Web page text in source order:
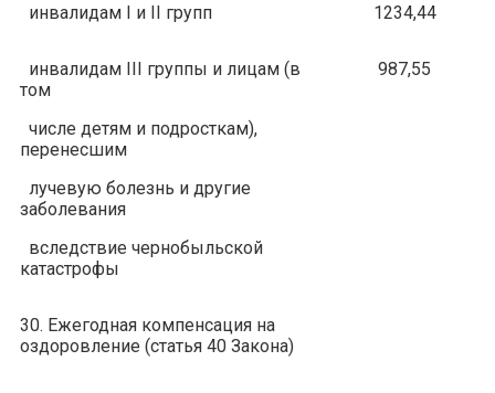
инвалидам I и II групп 1234,44
инвалидам III группы и лицам (в
том
числе детям и подросткам),
перенесшим
лучевую болезнь и другие
заболевания
вследствие чернобыльской
катастрофы
987,55
30. Ежегодная компенсация на
оздоровление (статья 40 Закона)